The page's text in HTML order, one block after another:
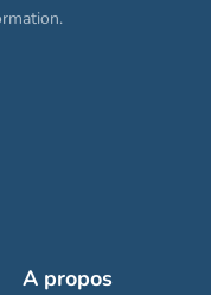
A propos